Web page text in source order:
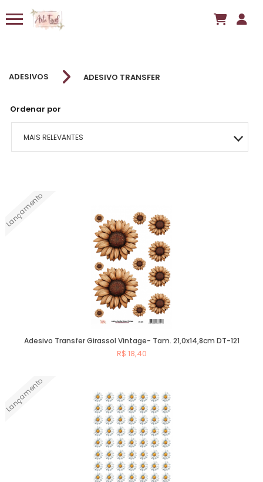
ADESIVOS ADESIVO TRANSFER
Ordenar por
MAIS RELEVANTES
MENOR PREÇO
Lançamento
Adesivo Transfer Girassol Vintage- Tam. 21,0x14,8cm DT-121
R$ 18,40
Lançamento